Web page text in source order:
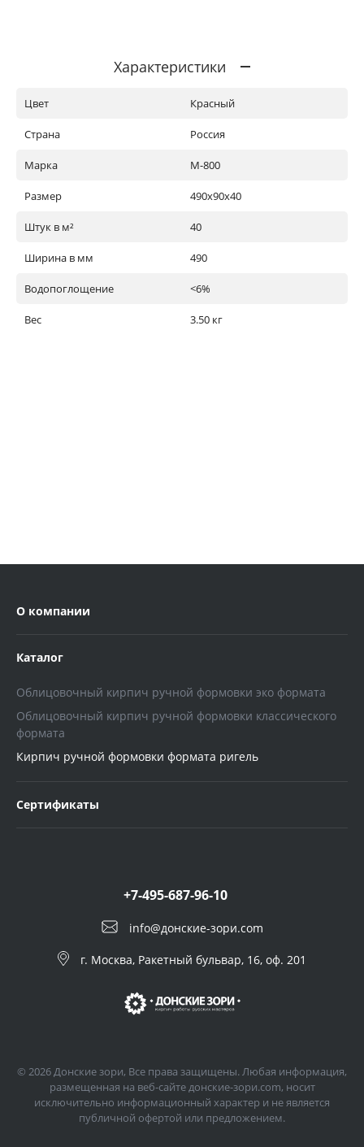
Характеристики
Цвет Красный
Страна Россия
Марка М-800
Размер 490х90х40
Штук в м² 40
Ширина в мм 490
Водопоглощение <6%
Вес 3.50 кг
О компании
Каталог
Облицовочный кирпич ручной формовки эко формата
Облицовочный кирпич ручной формовки классического
формата
Кирпич ручной формовки формата ригель
Сертификаты
info@донские-зори.com
+7-495-687-96-10
г. Москва, Ракетный бульвар, 16, оф. 201
© 2026 Донские зори, Все права защищены. Любая информация,
размещенная на веб-сайте донские-зори.com, носит
исключительно информационный характер и не является
публичной офертой или предложением.